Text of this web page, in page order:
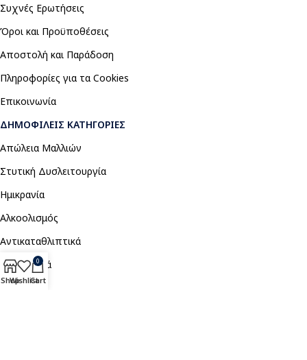
Συχνές Ερωτήσεις
Όροι και Προϋποθέσεις
Αποστολή και Παράδοση
Πληροφορίες για τα Cookies
Επικοινωνία
ΔΗΜΟΦΙΛΕΊΣ ΚΑΤΗΓΟΡΊΕΣ
Απώλεια Μαλλιών
Στυτική Δυσλειτουργία
Ημικρανία
Αλκοολισμός
Αντικαταθλιπτικά
Αναλγητικά
ShopWishlist
0
Cart